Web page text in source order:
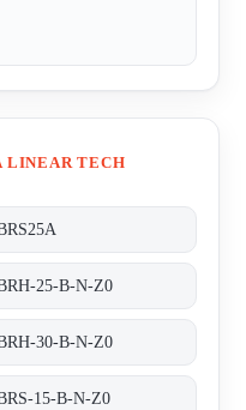
LINEAR TECH
25-B-N-Z0
30-B-N-Z0
15-B-N-Z0